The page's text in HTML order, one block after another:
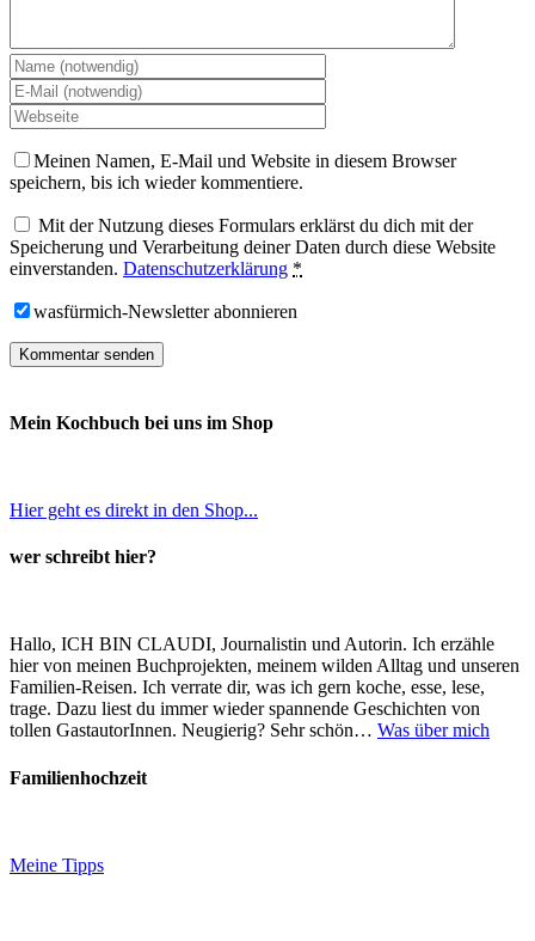
Meinen Namen, E-Mail und Website in diesem Browser
speichern, bis ich wieder kommentiere.
Mit der Nutzung dieses Formulars erklärst du dich mit der
Speicherung und Verarbeitung deiner Daten durch diese Website
einverstanden. Datenschutzerklärung *
wasfürmich-Newsletter abonnieren
Mein Kochbuch bei uns im Shop
Hier geht es direkt in den Shop...
wer schreibt hier?
Hallo, ICH BIN CLAUDI, Journalistin und Autorin. Ich erzähle
hier von meinen Buchprojekten, meinem wilden Alltag und unseren
Familien-Reisen. Ich verrate dir, was ich gern koche, esse, lese,
trage. Dazu liest du immer wieder spannende Geschichten von
tollen GastautorInnen. Neugierig? Sehr schön… Was über mich
Familienhochzeit
Meine Tipps